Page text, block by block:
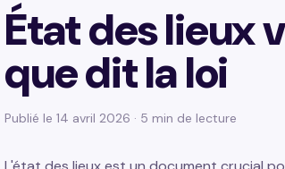
État des lieux
que dit la loi
Publié le 14 avril 2026 · 5 min de lecture